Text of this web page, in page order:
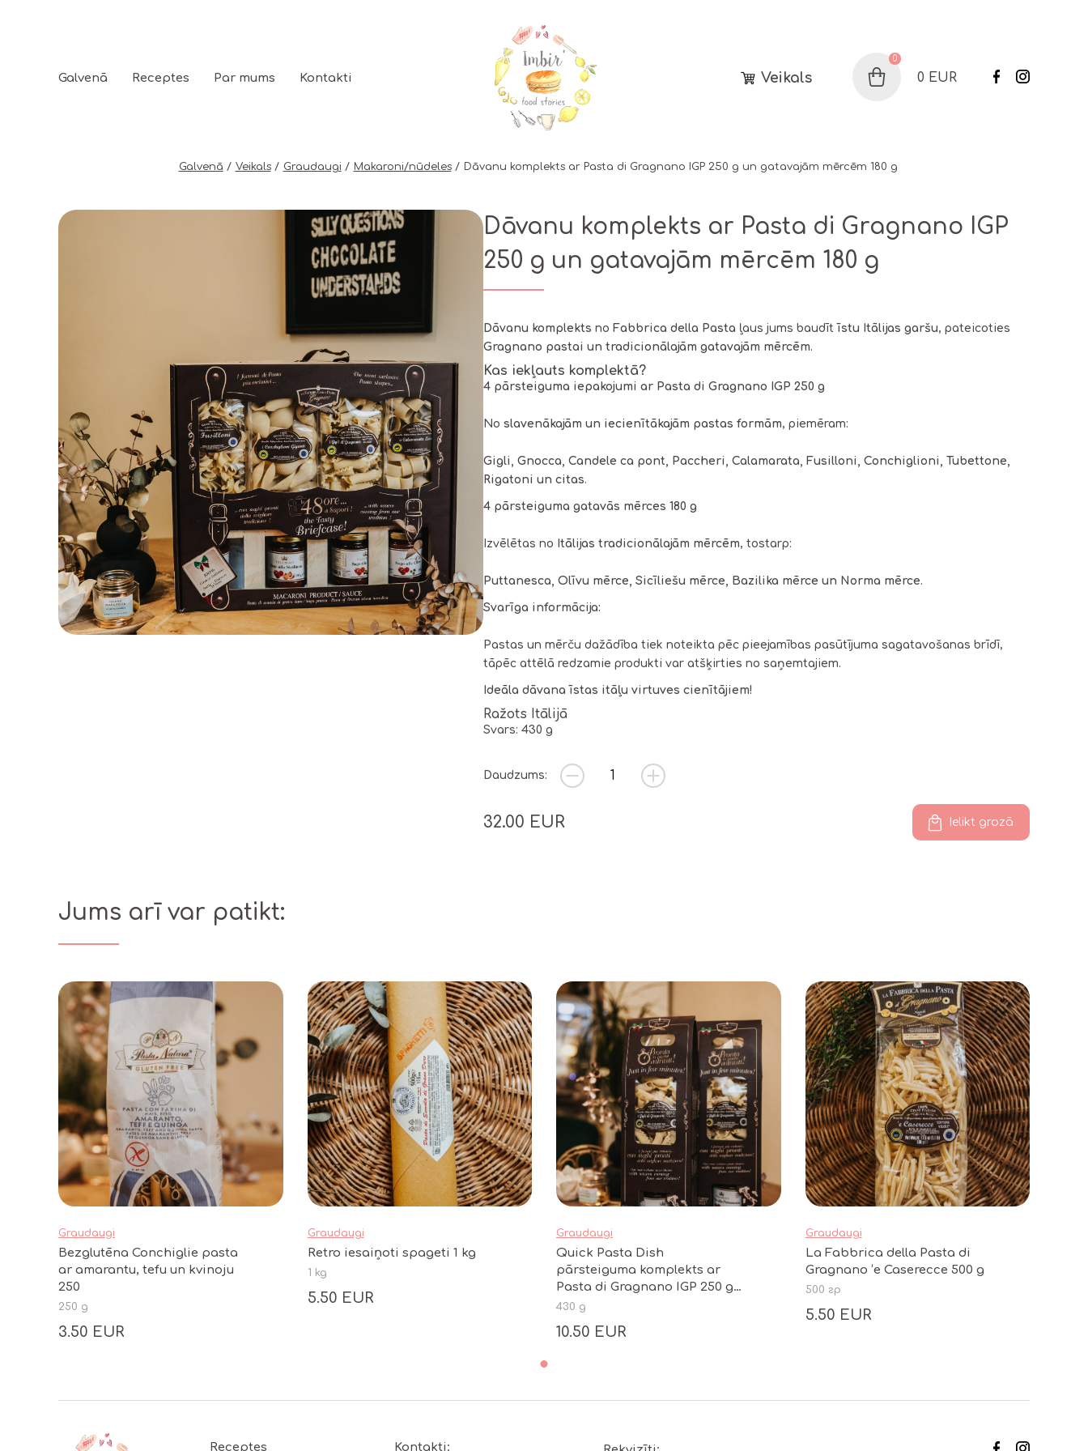
Galvenā Receptes Par mums Kontakti Veikals Grozs
0
0 EUR
Galvenā Veikals Graudaugi Makaroni/nūdeles Dāvanu komplekts ar Pasta di Gragnano IGP 250 g un gatavajām mērcēm 180 g
Dāvanu komplekts ar Pasta di Gragnano IGP
250 g un gatavajām mērcēm 180 g
Dāvanu komplekts no Fabbrica della Pasta ļaus jums baudīt īstu Itālijas garšu, pateicoties
Gragnano pastai un tradicionālajām gatavajām mērcēm.
Kas iekļauts komplektā?
4 pārsteiguma iepakojumi ar Pasta di Gragnano IGP 250 g
No slavenākajām un iecienītākajām pastas formām, piemēram:
Gigli, Gnocca, Candele ca pont, Paccheri, Calamarata, Fusilloni, Conchiglioni, Tubettone,
Rigatoni un citas.
4 pārsteiguma gatavās mērces 180 g
Izvēlētas no Itālijas tradicionālajām mērcēm, tostarp:
Puttanesca, Olīvu mērce, Sicīliešu mērce, Bazilika mērce un Norma mērce.
Svarīga informācija:
Pastas un mērču dažādība tiek noteikta pēc pieejamības pasūtījuma sagatavošanas brīdī,
tāpēc attēlā redzamie produkti var atšķirties no saņemtajiem.
Ideāla dāvana īstas itāļu virtuves cienītājiem!
Ražots Itālijā
Svars: 430 g
Daudzums:
32.00 EUR Ielikt grozā
Jums arī var patikt:
Graudaugi
Bezglutēna Conchiglie pasta
ar amarantu, tefu un kvinoju
250
250 g
3.50 EUR
Graudaugi
Retro iesaiņoti spageti 1 kg
1 kg
5.50 EUR
Graudaugi
Quick Pasta Dish
pārsteiguma komplekts ar
Pasta di Gragnano IGP 250 g
un gatavu pastas mērci 180 g
430 g
10.50 EUR
Graudaugi
La Fabbrica della Pasta di
Gragnano ‘e Caserecce 500 g
500 гр
5.50 EUR
Footer
Receptes Kontakti: